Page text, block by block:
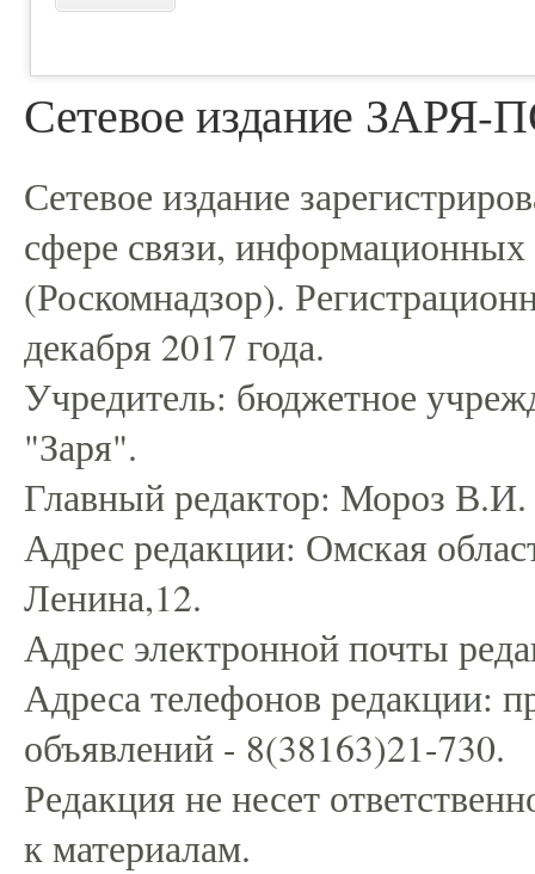
Сетевое издание
Сетевое издание
сфере связи,
(Роскомнадзор).
декабря 2017 года.
Учредитель: бюджетное
"Заря".
Главный редактор: Мороз В.И.
Адрес редакции: Омская
Ленина,12.
Адрес электронной почты
Адреса телефонов редакции:
объявлений - 8(38163)21-730.
Редакция не несет
к материалам.